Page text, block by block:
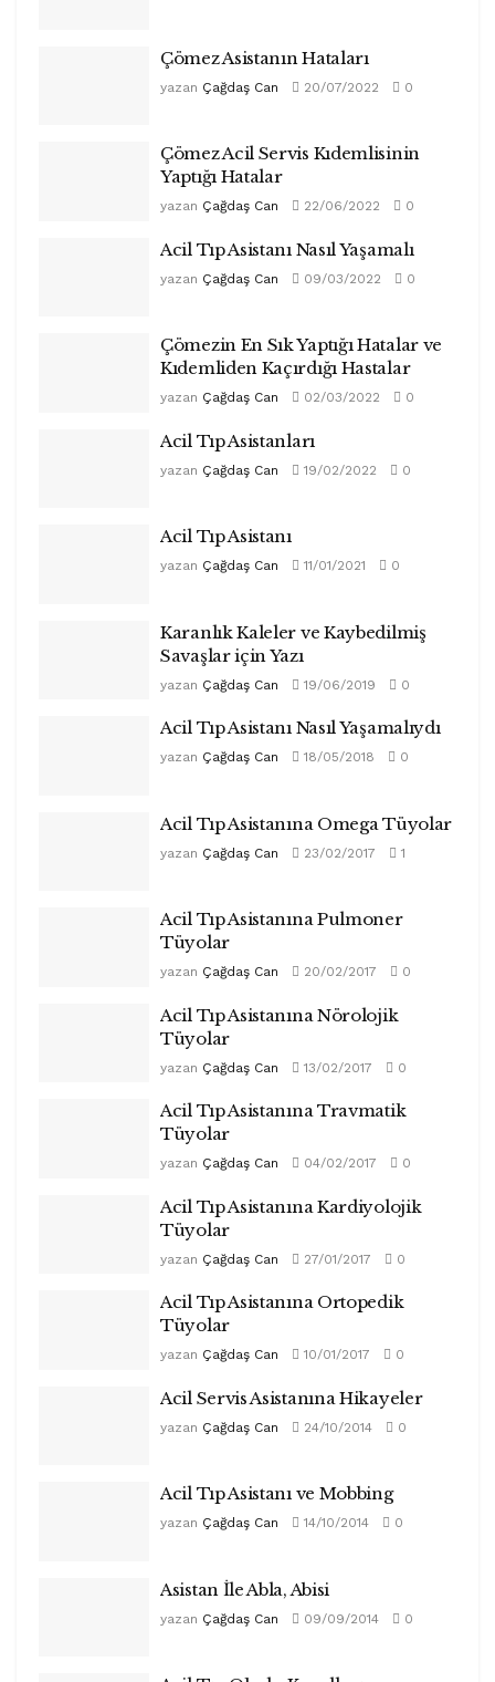
Çömez Asistanın Hataları
yazan Çağdaş Can 20/07/2022 0
Çömez Acil Servis Kıdemlisinin
Yaptığı Hatalar
yazan Çağdaş Can 22/06/2022 0
Acil Tıp Asistanı Nasıl Yaşamalı
yazan Çağdaş Can 09/03/2022 0
Çömezin En Sık Yaptığı Hatalar ve
Kıdemliden Kaçırdığı Hastalar
yazan Çağdaş Can 02/03/2022 0
Acil Tıp Asistanları
yazan Çağdaş Can 19/02/2022 0
Acil Tıp Asistanı
yazan Çağdaş Can 11/01/2021 0
Karanlık Kaleler ve Kaybedilmiş
Savaşlar için Yazı
yazan Çağdaş Can 19/06/2019 0
Acil Tıp Asistanı Nasıl Yaşamalıydı
yazan Çağdaş Can 18/05/2018 0
Acil Tıp Asistanına Omega Tüyolar
yazan Çağdaş Can 23/02/2017 1
Acil Tıp Asistanına Pulmoner
Tüyolar
yazan Çağdaş Can 20/02/2017 0
Acil Tıp Asistanına Nörolojik
Tüyolar
yazan Çağdaş Can 13/02/2017 0
Acil Tıp Asistanına Travmatik
Tüyolar
yazan Çağdaş Can 04/02/2017 0
Acil Tıp Asistanına Kardiyolojik
Tüyolar
yazan Çağdaş Can 27/01/2017 0
Acil Tıp Asistanına Ortopedik
Tüyolar
yazan Çağdaş Can 10/01/2017 0
Acil Servis Asistanına Hikayeler
yazan Çağdaş Can 24/10/2014 0
Acil Tıp Asistanı ve Mobbing
yazan Çağdaş Can 14/10/2014 0
Asistan İle Abla, Abisi
yazan Çağdaş Can 09/09/2014 0